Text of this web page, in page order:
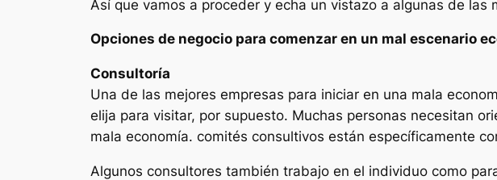
Así que vamos a proceder y echa un vistazo a algunas de
Opciones de negocio para comenzar en un mal escenario
Consultoría
Una de las mejores empresas para iniciar en una mala
elija para visitar, por supuesto. Muchas personas necesitan
mala economía. comités consultivos están específicamente
Algunos consultores también trabajo en el individuo como